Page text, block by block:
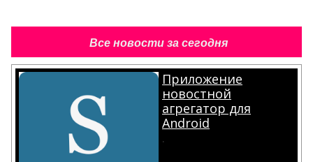
Все новости за сегодня
Приложение
новостной
агрегатор для
Android
.